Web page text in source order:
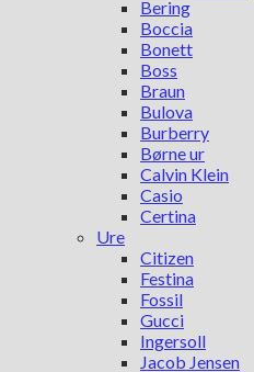
Bering
Boccia
Bonett
Boss
Braun
Bulova
Burberry
Børne ur
Calvin Klein
Casio
Certina
Ure
Citizen
Festina
Fossil
Gucci
Ingersoll
Jacob Jensen